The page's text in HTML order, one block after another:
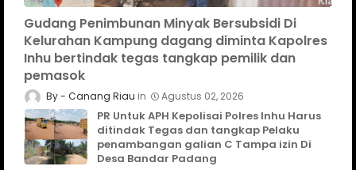
Gudang Penimbunan Minyak Bersubsidi Di
Kelurahan Kampung dagang diminta Kapolres
Inhu bertindak tegas tangkap pemilik dan
pemasok
Canang Riau Agustus 02, 2026
PR Untuk APH Kepolisai Polres Inhu Harus
ditindak Tegas dan tangkap Pelaku
penambangan galian C Tampa izin Di
Desa Bandar Padang